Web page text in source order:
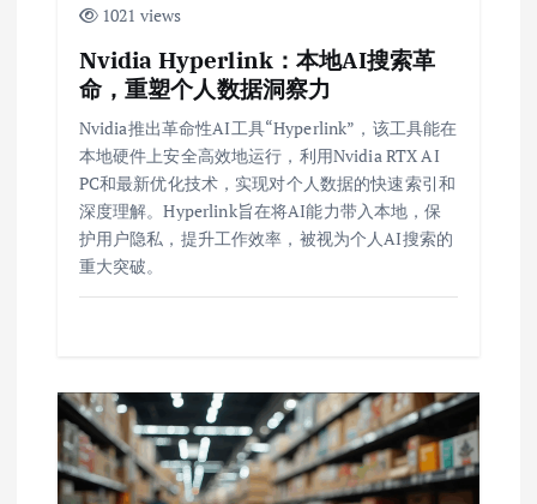
1021 views
Nvidia Hyperlink：本地AI搜索革
命，重塑个人数据洞察力
Nvidia推出革命性AI工具“Hyperlink”，该工具能在
本地硬件上安全高效地运行，利用Nvidia RTX AI
PC和最新优化技术，实现对个人数据的快速索引和
深度理解。Hyperlink旨在将AI能力带入本地，保
护用户隐私，提升工作效率，被视为个人AI搜索的
重大突破。